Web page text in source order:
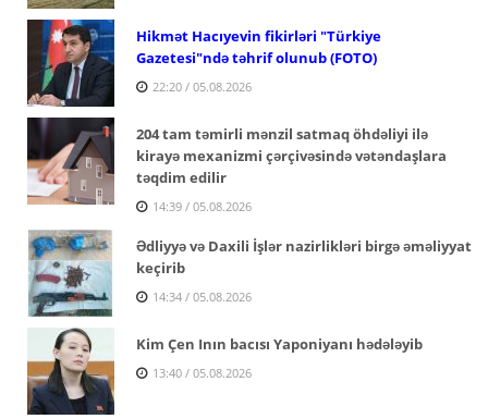
Hikmət Hacıyevin fikirləri "Türkiye
Gazetesi"ndə təhrif olunub (FOTO)
22:20 / 05.08.2026
204 tam təmirli mənzil satmaq öhdəliyi ilə
kirayə mexanizmi çərçivəsində vətəndaşlara
təqdim edilir
14:39 / 05.08.2026
Ədliyyə və Daxili İşlər nazirlikləri birgə əməliyyat
keçirib
14:34 / 05.08.2026
Kim Çen Inın bacısı Yaponiyanı hədələyib
13:40 / 05.08.2026